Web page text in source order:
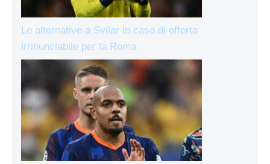
Le alternative a Svilar in caso di offerta
irrinunciabile per la Roma